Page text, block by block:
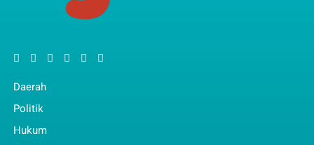
Daerah
Politik
Hukum